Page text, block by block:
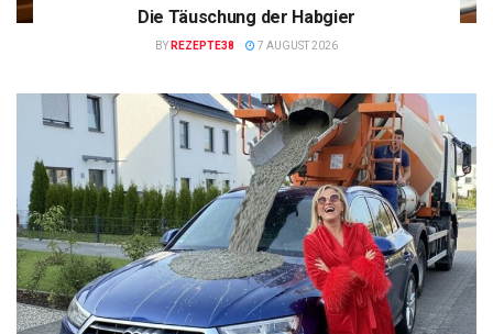
Die Täuschung der Habgier
BY REZEPTE38 7 AUGUST 2026